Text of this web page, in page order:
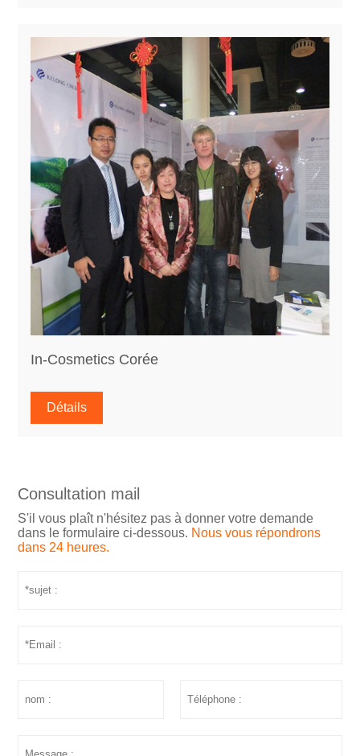
In-Cosmetics Corée
Détails
Consultation mail
S'il vous plaît n'hésitez pas à donner votre demande
dans le formulaire ci-dessous. Nous vous répondrons
dans 24 heures.